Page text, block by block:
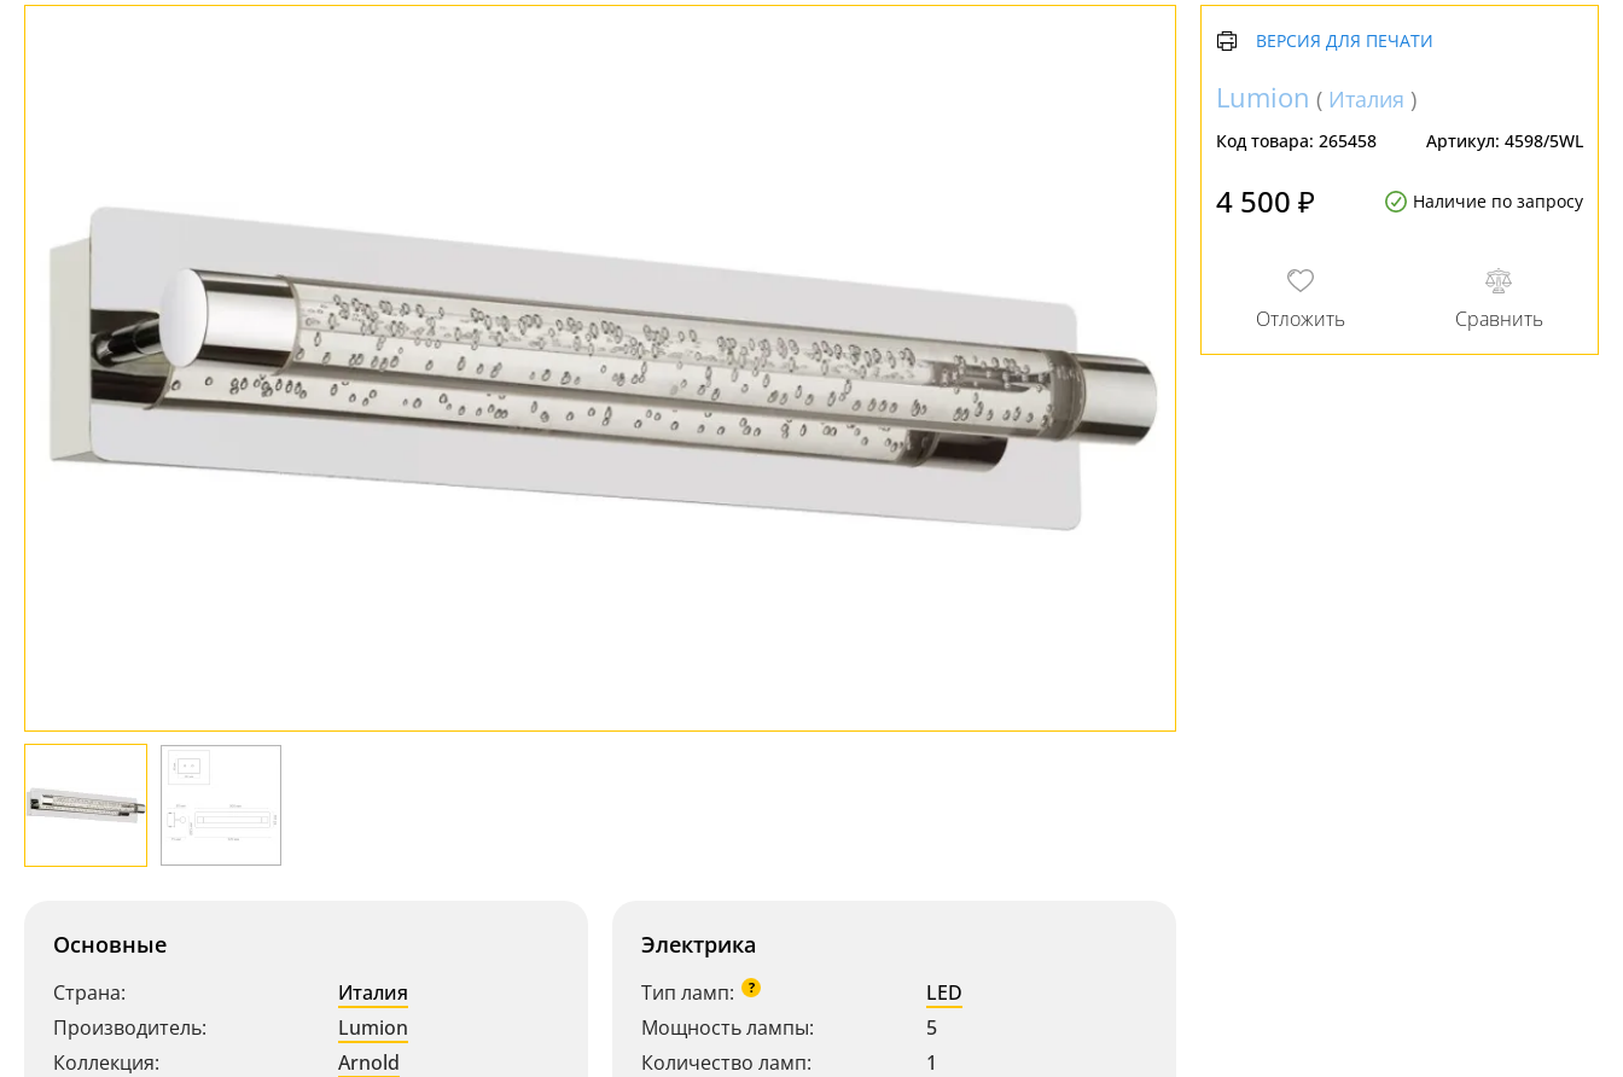
Контакты
Основные
Страна:
Италия
Производитель:
Lumion
Коллекция:
Arnold
Электрика
Тип ламп: ?
LED
Мощность лампы:
5
Количество ламп:
1
ВЕРСИЯ ДЛЯ ПЕЧАТИ
Lumion ( Италия )
Код товара: 265458 Артикул: 4598/5WL
4 500 ₽ Наличие по запросу